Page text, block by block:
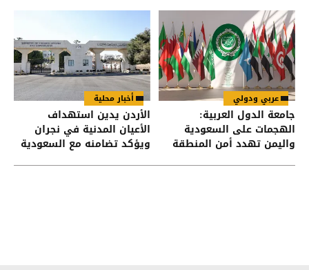
عربي ودولي
جامعة الدول العربية:
الهجمات على السعودية
واليمن تهدد أمن المنطقة
أخبار محلية
الأردن يدين استهداف
الأعيان المدنية في نجران
ويؤكد تضامنه مع السعودية